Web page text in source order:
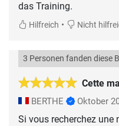
das Training.
Hilfreich • Nicht
Cette
3 Personen fanden diese
BERTHE Oktober
Si vous recherchez une